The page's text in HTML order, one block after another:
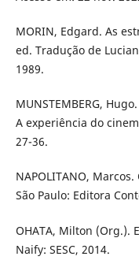
MORIN, Edgard. As
ed. Tradução de
1989.
MUNSTEMBERG,
A experiência do
27-36.
NAPOLITANO,
São Paulo: Editora
OHATA, Milton (Org.).
Naify: SESC, 2014.